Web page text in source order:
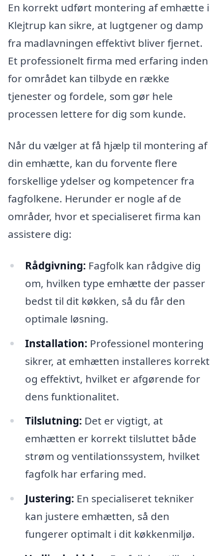
En korrekt udført montering af emhætte i
Klejtrup kan sikre, at lugtgener og damp
fra madlavningen effektivt bliver fjernet.
Et professionelt firma med erfaring inden
for området kan tilbyde en række
tjenester og fordele, som gør hele
processen lettere for dig som kunde.
Når du vælger at få hjælp til montering af
din emhætte, kan du forvente flere
forskellige ydelser og kompetencer fra
fagfolkene. Herunder er nogle af de
områder, hvor et specialiseret firma kan
assistere dig:
Rådgivning: Fagfolk kan rådgive dig
om, hvilken type emhætte der passer
bedst til dit køkken, så du får den
optimale løsning.
Installation: Professionel montering
sikrer, at emhætten installeres korrekt
og effektivt, hvilket er afgørende for
dens funktionalitet.
Tilslutning: Det er vigtigt, at
emhætten er korrekt tilsluttet både
strøm og ventilationssystem, hvilket
fagfolk har erfaring med.
Justering: En specialiseret tekniker
kan justere emhætten, så den
fungerer optimalt i dit køkkenmiljø.